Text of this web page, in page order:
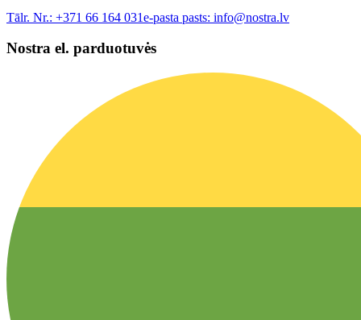
Tālr. Nr.: +371 66 164 031e-pasta pasts: info@nostra.lv
Nostra el. parduotuvės